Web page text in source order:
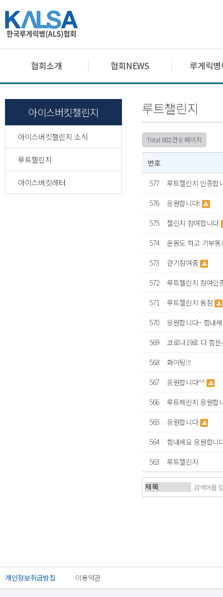
협회소개 협회NEWS 루게릭
아이스버킷챌린지
아이스버킷챌린지 소식
루트챌린지
아이스버킷레터
루트챌린지
Total 682건 8 페이지
번호
577
루트챌린지 인증합
576
응원합니다!
575
챌린지 참여합니다
574
운동도 하고 기부
573
걷기참여중
572
루트첼린지 참여인
571
루트챌린지 동참
570
응원합니다~ 힘내
569
코로나19로 다 힘
568
화이팅!!!
567
응원합니다^^
566
루트체린지 응원합
565
응원합니다
564
힘내세요 응원합니
563
루트챌린지
개인정보취급방침 이용약관